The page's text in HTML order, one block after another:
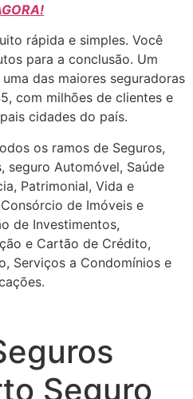
rápida e simples. Você
para a conclusão. Um
das maiores seguradoras
com milhões de clientes e
cidades do país.
os ramos de Seguros,
seguro Automóvel, Saúde
Patrimonial, Vida e
de Imóveis e
de Investimentos,
e Cartão de Crédito,
Serviços a Condomínios e
Seguro